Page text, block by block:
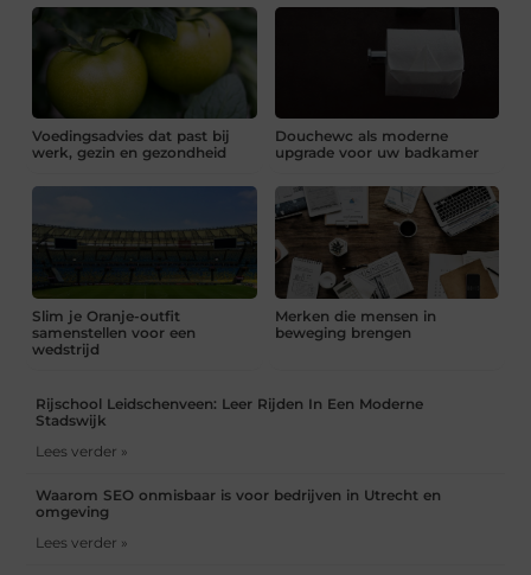
Voedingsadvies dat past bij
werk, gezin en gezondheid
Douchewc als moderne
upgrade voor uw badkamer
Slim je Oranje-outfit
samenstellen voor een
wedstrijd
Merken die mensen in
beweging brengen
Rijschool Leidschenveen: Leer Rijden In Een Moderne
Stadswijk
Lees verder »
Waarom SEO onmisbaar is voor bedrijven in Utrecht en
omgeving
Lees verder »